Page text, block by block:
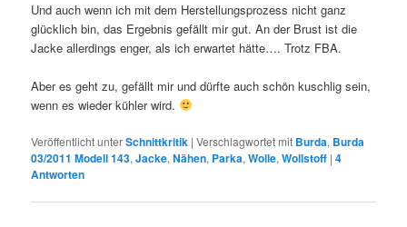
Und auch wenn ich mit dem Herstellungsprozess nicht ganz
glücklich bin, das Ergebnis gefällt mir gut. An der Brust ist die
Jacke allerdings enger, als ich erwartet hätte…. Trotz FBA.
Aber es geht zu, gefällt mir und dürfte auch schön kuschlig sein,
wenn es wieder kühler wird.
Veröffentlicht unterSchnittkritik |Verschlagwortet mit Burda, Burda
03/2011 Modell 143,Jacke,Nähen, Parka,Wolle,Wollstoff |4
Antworten